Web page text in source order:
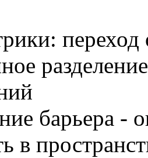
барьера -
в